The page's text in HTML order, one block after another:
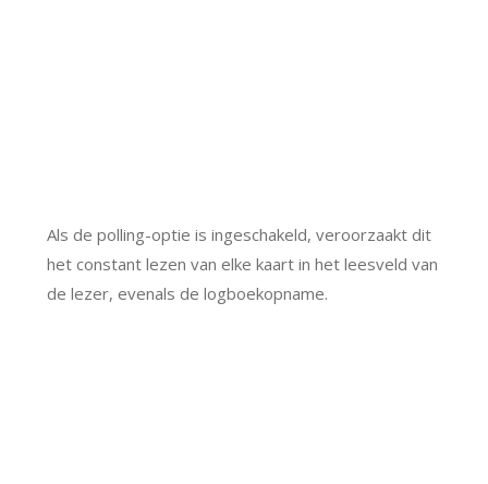
Als de polling-optie is ingeschakeld, veroorzaakt dit
het constant lezen van elke kaart in het leesveld van
de lezer, evenals de logboekopname.